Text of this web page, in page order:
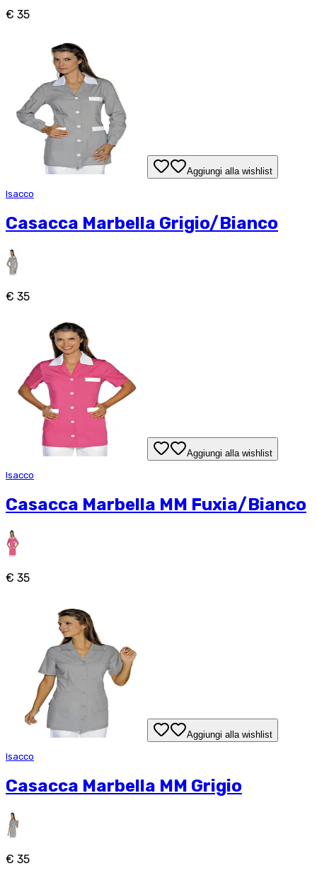
€ 35
Aggiungi alla wishlist
Isacco
Casacca Marbella Grigio/Bianco
€ 35
Aggiungi alla wishlist
Isacco
Casacca Marbella MM Fuxia/Bianco
€ 35
Aggiungi alla wishlist
Isacco
Casacca Marbella MM Grigio
€ 35